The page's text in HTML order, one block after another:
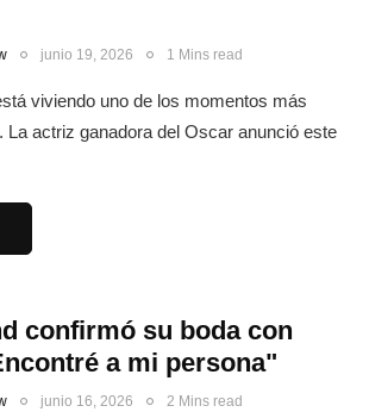
junio 19, 2026 1 Mins read
viviendo uno de los momentos más
La actriz ganadora del Oscar anunció este
confirmó su boda con
a mi persona"
junio 16, 2026 2 Mins read